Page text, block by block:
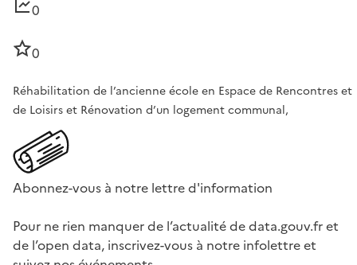
0
0
Réhabilitation de l’ancienne école en Espace de Rencontres et
de Loisirs et Rénovation d’un logement communal,
Abonnez-vous à notre lettre d'information
Pour ne rien manquer de l’actualité de data.gouv.fr et
de l’open data, inscrivez-vous à notre infolettre et